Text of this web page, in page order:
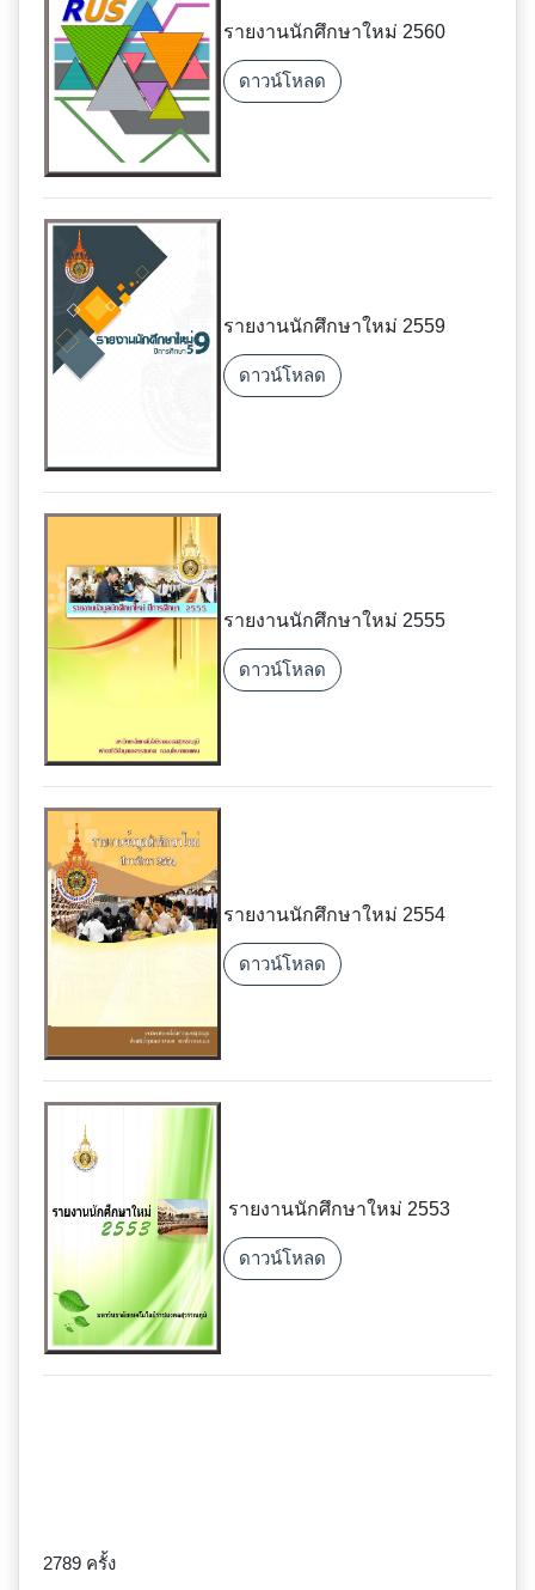
รายงานนักศึกษาใหม่ 2560
ดาวน์โหลด
รายงานนักศึกษาใหม่ 2559
ดาวน์โหลด
รายงานนักศึกษาใหม่ 2555
ดาวน์โหลด
รายงานนักศึกษาใหม่ 2554
ดาวน์โหลด
รายงานนักศึกษาใหม่ 2553
ดาวน์โหลด
2789 ครั้ง